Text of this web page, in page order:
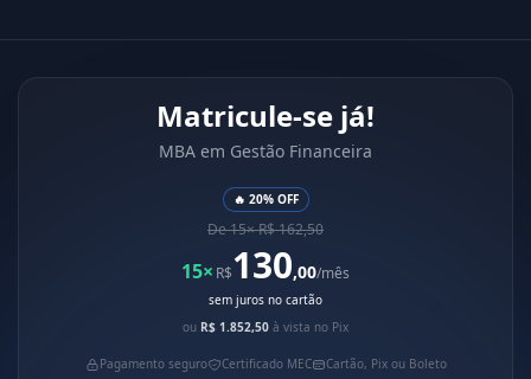
Matricule-se já!
MBA em Gestão Financeira
🔥 20% OFF
De 15× R$ 162,50
15× R$130,00/mês
sem juros no cartão
ou R$ 1.852,50 à vista no Pix
Pagamento seguro Certificado MEC Cartão, Pix ou Boleto